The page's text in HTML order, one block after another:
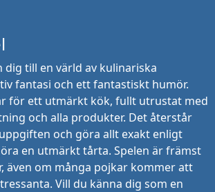
dig till en värld av kulinariska
fantasi och ett fantastiskt humör.
för ett utmärkt kök, fullt utrustat med
och alla produkter. Det återstår
och göra allt exakt enligt
en utmärkt tårta. Spelen är främst
även om många pojkar kommer att
Vill du känna dig som en